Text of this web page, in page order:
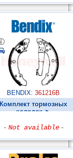
BENDIX: 361216B
Комплект тормозных
колодок ►
- Not available -